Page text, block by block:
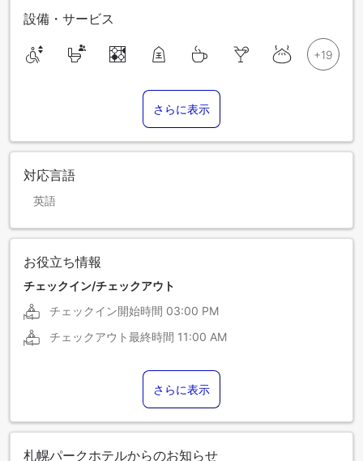
設備・サービス
さらに表示
対応言語
英語
お役立ち情報
チェックイン/チェックアウト
チェックイン開始時間 03:00 PM
チェックアウト最終時間 11:00 AM
さらに表示
札幌パークホテルからのお知らせ